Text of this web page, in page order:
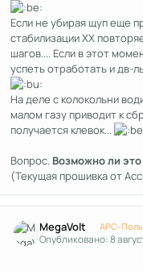
Если не убирая щуп еще
стабилизации ХХ
шагов.... Если в этот
успеть отработать и дв-
На деле с колокольни
малом газу приводит к
получается клевок...
Вопрос. Возможно ли
(Текущая прошивка от
MegaVolt APC-
Опубликовано:8